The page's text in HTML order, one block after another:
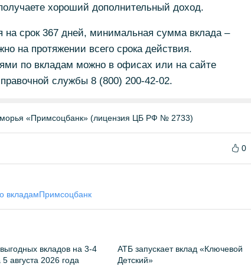
хороший дополнительный доход.
срок 367 дней, минимальная сумма вклада –
на протяжении всего срока действия.
по вкладам можно в офисах или на сайте
службы 8 (800) 200-42-02.
«Примсоцбанк» (лицензия ЦБ РФ № 2733)
0
вкладамПримсоцбанк
вкладов на 3-4
августа 2026 года
АТБ запускает вклад «Ключевой
Детский»